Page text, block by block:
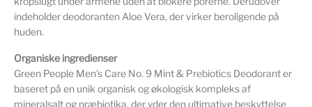
indeholder deodoranten Aloe Vera, der virker beroligende på
huden.
Organiske ingredienser
Green People Men's Care No. 9 Mint & Prebiotics Deodorant er
baseret på en unik organisk og økologisk kompleks af
mineralsalt og præbiotika, der yder den ultimative beskyttelse